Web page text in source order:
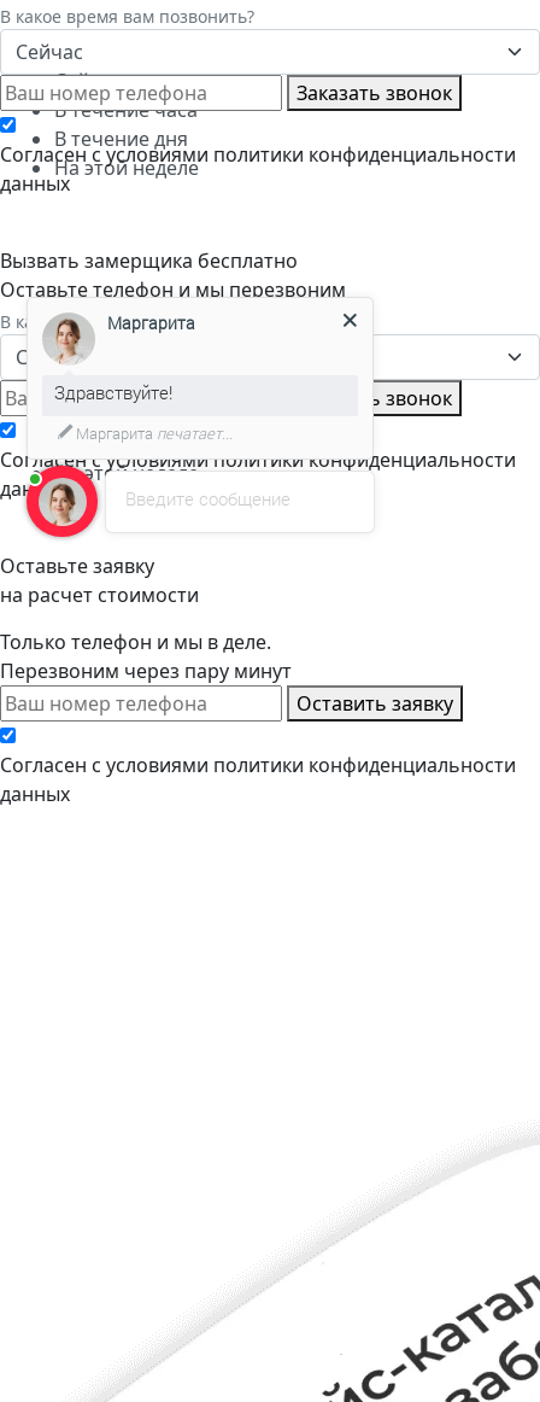
В какое время вам позвонить?
Сейчас
Сейчас
В течение часа
В течение дня
На этой неделе
Заказать звонок
Cогласен с условиями политики конфиденциальности
данных
Вызвать замерщика бесплатно
Оставьте телефон и мы перезвоним
В какое время вам позвонить?
Сейчас
Сейчас
В течение дня
На этой неделе
Заказать звонок
Cогласен с условиямиполитики конфиденциальности
данных
Оставьте заявку
на расчет стоимости
Только телефон и мы в деле.
Перезвоним через пару минут
Оставить заявку
Cогласен с условиями политики конфиденциальности
данных
Введите сообщение
Маргарита
Здравствуйте!
Маргарита печатает...